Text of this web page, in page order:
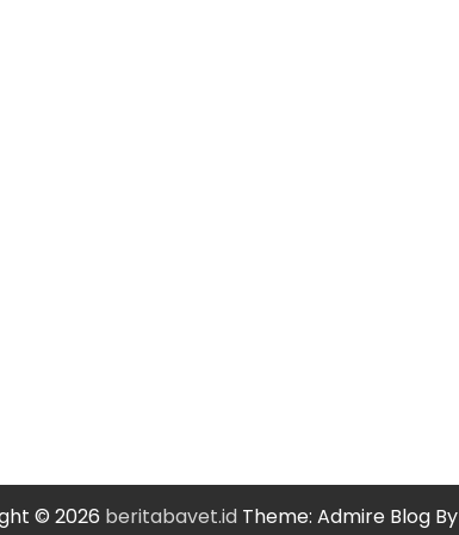
© 2026 beritabavet.id Theme: Admire Blog By